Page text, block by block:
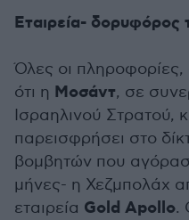
Εταιρεία-
Όλες οι
ότι η Μοσάντ, σε
Ισραηλινού Στρατού,
παρεισφρήσει στο
βομβητών που
μήνες- η Χεζμπολάχ
εταιρεία Gold Apollo.